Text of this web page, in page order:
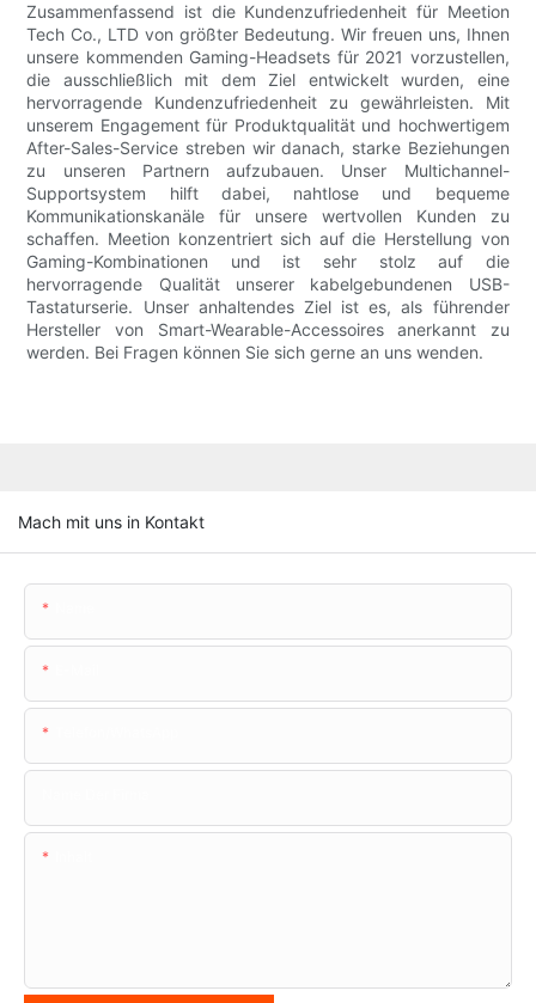
Zusammenfassend ist die Kundenzufriedenheit für Meetion
Tech Co., LTD von größter Bedeutung. Wir freuen uns, Ihnen
unsere kommenden Gaming-Headsets für 2021 vorzustellen,
die ausschließlich mit dem Ziel entwickelt wurden, eine
hervorragende Kundenzufriedenheit zu gewährleisten. Mit
unserem Engagement für Produktqualität und hochwertigem
After-Sales-Service streben wir danach, starke Beziehungen
zu unseren Partnern aufzubauen. Unser Multichannel-
Supportsystem hilft dabei, nahtlose und bequeme
Kommunikationskanäle für unsere wertvollen Kunden zu
schaffen. Meetion konzentriert sich auf die Herstellung von
Gaming-Kombinationen und ist sehr stolz auf die
hervorragende Qualität unserer kabelgebundenen USB-
Tastaturserie. Unser anhaltendes Ziel ist es, als führender
Hersteller von Smart-Wearable-Accessoires anerkannt zu
werden. Bei Fragen können Sie sich gerne an uns wenden.
Mach mit uns in Kontakt